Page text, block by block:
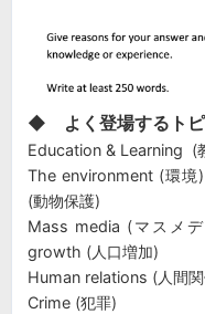
◆ よく登場するトピ
Education &
The
(動物保護)
Mass media (
growth (人口増加)
Human relations
Crime (犯